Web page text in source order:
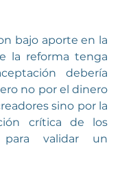
bajo aporte en la
la reforma tenga
debería
no por el dinero
sino por la
crítica de los
para validar un